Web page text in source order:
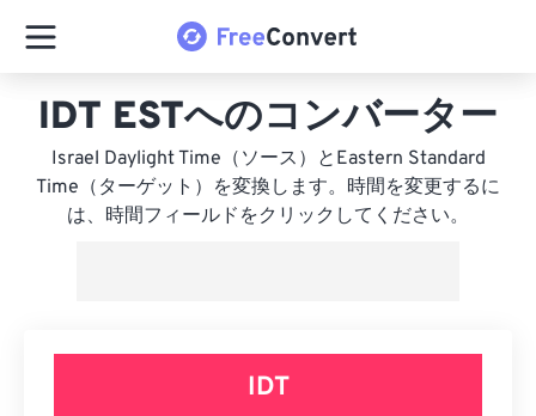
IDT ESTへのコンバーター
Israel Daylight Time（ソース）とEastern Standard
Time（ターゲット）を変換します。時間を変更するに
は、時間フィールドをクリックしてください。
IDT